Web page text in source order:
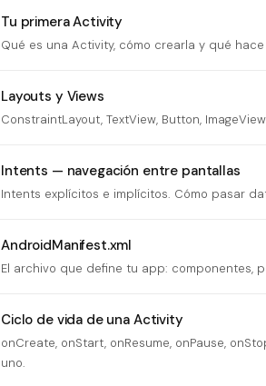
Tu primera Activity
Qué es una Activity, cómo crearla y qué
Layouts y Views
ConstraintLayout, TextView, Button,
Intents — navegación entre pantallas
Intents explícitos e implícitos. Cómo pasar
AndroidManifest.xml
El archivo que define tu app: componentes,
Ciclo de vida de una Activity
onCreate, onStart, onResume, onPause,
uno.